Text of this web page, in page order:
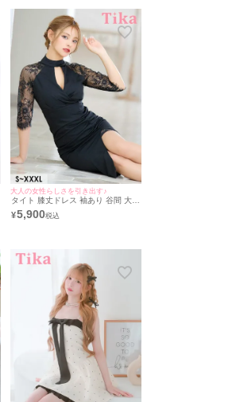
大人の女性らしさを引き出す♪
タイト 膝丈ドレス 袖あり 谷間 大き
いサイズ シンプル レース 大人 スリ
ット 上品 ハイネック ストレッチ 七
¥5,900